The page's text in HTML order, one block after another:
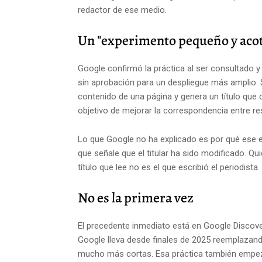
redactor de ese medio.
Un "experimento pequeño y
Google confirmó la práctica al ser consultado
sin aprobación para un despliegue más
contenido de una página y genera un título
objetivo de mejorar la correspondencia entre
Lo que Google no ha explicado es por qué ese
que señale que el titular ha sido modificado.
título que lee no es el que escribió el periodista.
No es la primera vez
El precedente inmediato está en Google
Google lleva desde finales de 2025
mucho más cortas. Esa práctica también